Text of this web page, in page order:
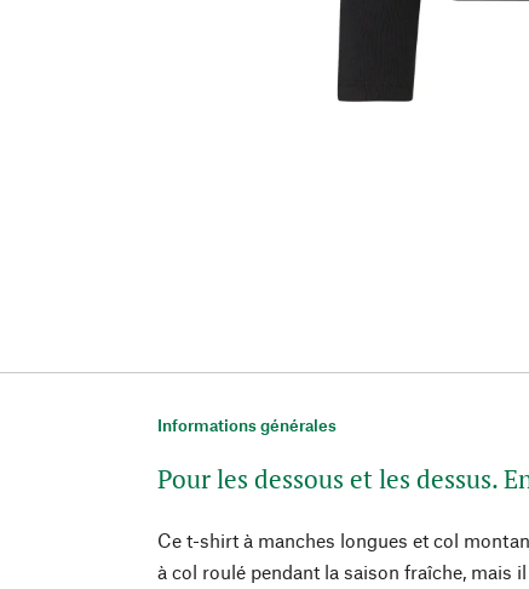
Informations générales
Pour les dessous et les dessus.
Ce t-shirt à manches longues et col
à col roulé pendant la saison fraîche, mais